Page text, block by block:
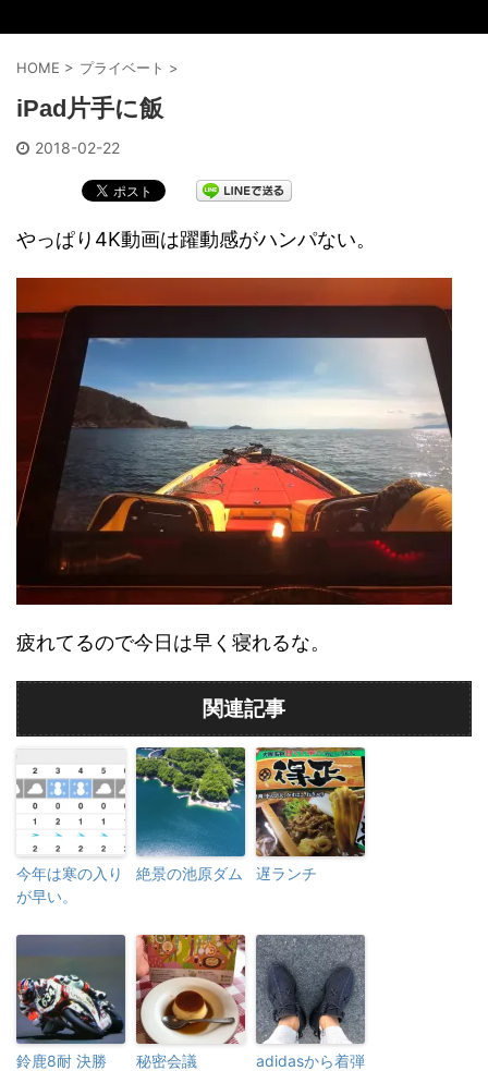
HOME > プライベート >
iPad片手に飯
2018-02-22
やっぱり4K動画は躍動感がハンパない。
疲れてるので今日は早く寝れるな。
関連記事
今年は寒の入り
が早い。
絶景の池原ダム 遅ランチ
鈴鹿8耐 決勝 秘密会議 adidasから着弾